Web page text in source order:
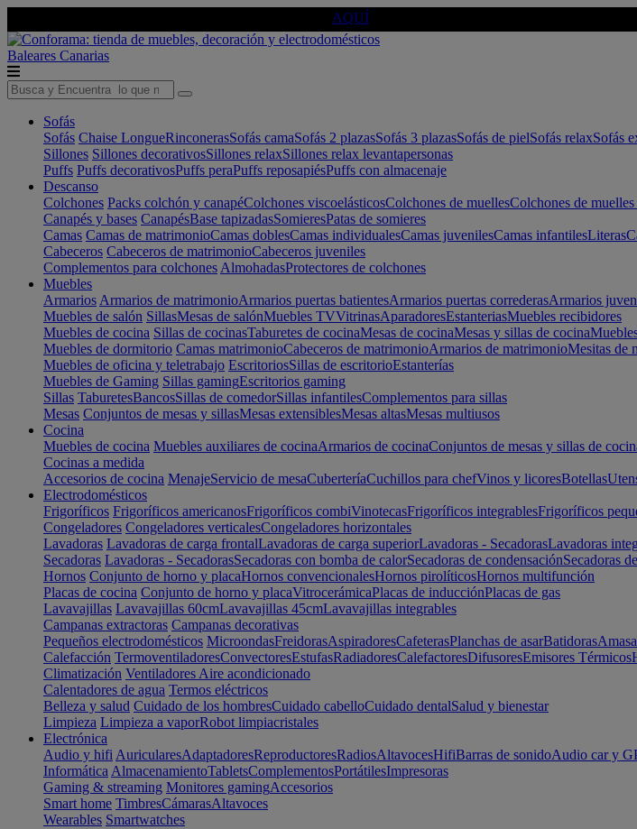
AQUÍ
Baleares Canarias
Sofás
Sofás Chaise LongueRinconerasSofás camaSofás 2 plazasSofás 3 plazasSofás de pielSofás relaxSofás
Sillones Sillones decorativosSillones relaxSillones relax levantapersonas
Puffs Puffs decorativosPuffs peraPuffs reposapiésPuffs con almacenaje
Descanso
Colchones Packs colchón y canapéColchones viscoelásticosColchones de muellesColchones de muelles
Canapés y bases CanapésBase tapizadasSomieresPatas de somieres
Camas Camas de matrimonioCamas doblesCamas individualesCamas juvenilesCamas infantilesLiteras
Cabeceros Cabeceros de matrimonioCabeceros juveniles
Complementos para colchones AlmohadasProtectores de colchones
Muebles
Armarios Armarios de matrimonioArmarios puertas batientesArmarios puertas correderasArmarios
Muebles de salón SillasMesas de salónMuebles TVVitrinasAparadoresEstanteriasMuebles recibidores
Muebles de cocina Sillas de cocinasTaburetes de cocinaMesas de cocinaMesas y sillas de cocina
Muebles de dormitorio Camas matrimonioCabeceros de matrimonioArmarios de matrimonioMesitas de
Muebles de oficina y teletrabajo EscritoriosSillas de escritorioEstanterías
Muebles de Gaming Sillas gamingEscritorios gaming
Sillas TaburetesBancosSillas de comedorSillas infantilesComplementos para sillas
Mesas Conjuntos de mesas y sillasMesas extensiblesMesas altasMesas multiusos
Cocina
Muebles de cocina Muebles auxiliares de cocinaArmarios de cocinaConjuntos de mesas y sillas de
Cocinas a medida
Accesorios de cocina MenajeServicio de mesaCuberteríaCuchillos para chefVinos y licoresBotellas
Electrodomésticos
Frigoríficos Frigoríficos americanosFrigoríficos combiVinotecasFrigoríficos integrablesFrigoríficos
Congeladores Congeladores verticalesCongeladores horizontales
Lavadoras Lavadoras de carga frontalLavadoras de carga superiorLavadoras - SecadorasLavadoras
Secadoras Lavadoras - SecadorasSecadoras con bomba de calorSecadoras de condensaciónSecadoras
Hornos Conjunto de horno y placaHornos convencionalesHornos pirolíticosHornos multifunción
Placas de cocina Conjunto de horno y placaVitrocerámicaPlacas de inducciónPlacas de gas
Lavavajillas Lavavajillas 60cmLavavajillas 45cmLavavajillas integrables
Campanas extractoras Campanas decorativas
Pequeños electrodomésticos MicroondasFreidorasAspiradoresCafeterasPlanchas de asarBatidoras
Calefacción TermoventiladoresConvectoresEstufasRadiadoresCalefactoresDifusoresEmisores Térmicos
Climatización Ventiladores Aire acondicionado
Calentadores de agua Termos eléctricos
Belleza y salud Cuidado de los hombresCuidado cabelloCuidado dentalSalud y bienestar
Limpieza Limpieza a vaporRobot limpiacristales
Electrónica
Audio y hifi AuricularesAdaptadoresReproductoresRadiosAltavocesHifiBarras de sonidoAudio car y
Informática AlmacenamientoTabletsComplementosPortátilesImpresoras
Gaming & streaming Monitores gamingAccesorios
Smart home TimbresCámarasAltavoces
Wearables Smartwatches